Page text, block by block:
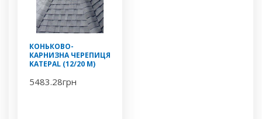
КОНЬКОВО-
КАРНИЗНА ЧЕРЕПИЦЯ
KATEPAL (12/20 М)
5483.28грн